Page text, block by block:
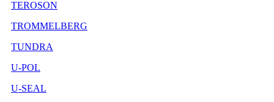
TEROSON
TROMMELBERG
TUNDRA
U-POL
U-SEAL